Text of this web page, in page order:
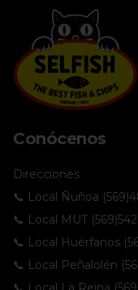
Conócenos
Direcciones
📞 Local Ñuñoa
📞 Local MUT
📞 Local Huérfanos
📞 Local Peñalolén